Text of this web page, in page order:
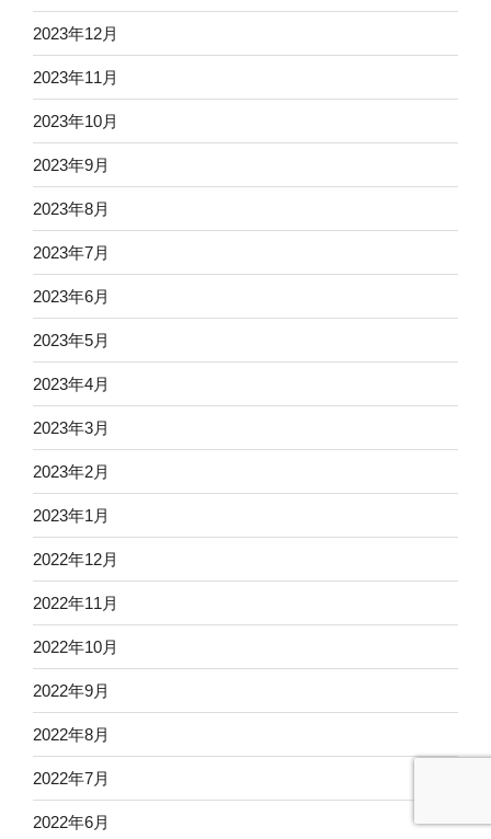
2023年12月
2023年11月
2023年10月
2023年9月
2023年8月
2023年7月
2023年6月
2023年5月
2023年4月
2023年3月
2023年2月
2023年1月
2022年12月
2022年11月
2022年10月
2022年9月
2022年8月
2022年7月
2022年6月